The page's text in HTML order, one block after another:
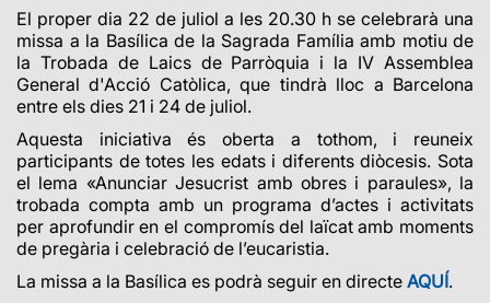
El proper dia 22 de juliol a les 20.30 h se celebrarà una
missa a la Basílica de la Sagrada Família amb motiu de
la Trobada de Laics de Parròquia i la IV Assemblea
General d'Acció Catòlica, que tindrà lloc a Barcelona
entre els dies 21 i 24 de juliol.
Aquesta iniciativa és oberta a tothom, i reuneix
participants de totes les edats i diferents diòcesis. Sota
el lema «Anunciar Jesucrist amb obres i paraules», la
trobada compta amb un programa d’actes i activitats
per aprofundir en el compromís del laïcat amb moments
de pregària i celebració de l’eucaristia.
La missa a la Basílica es podrà seguir en directe AQUÍ.